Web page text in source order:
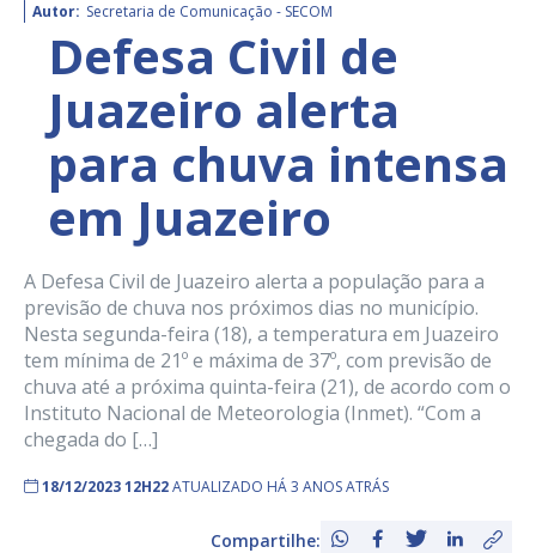
Autor: Secretaria de Comunicação - SECOM
Defesa Civil de
Juazeiro alerta
para chuva intensa
em Juazeiro
A Defesa Civil de Juazeiro alerta a população para a
previsão de chuva nos próximos dias no município.
Nesta segunda-feira (18), a temperatura em Juazeiro
tem mínima de 21º e máxima de 37º, com previsão de
chuva até a próxima quinta-feira (21), de acordo com o
Instituto Nacional de Meteorologia (Inmet). “Com a
chegada do […]
18/12/2023 12H22ATUALIZADO HÁ 3 ANOS ATRÁS
Compartilhe: